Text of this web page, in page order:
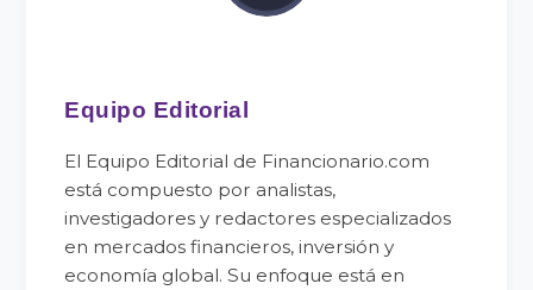
Equipo Editorial
El Equipo Editorial de Financionario.com
está compuesto por analistas,
investigadores y redactores especializados
en mercados financieros, inversión y
economía global. Su enfoque está en